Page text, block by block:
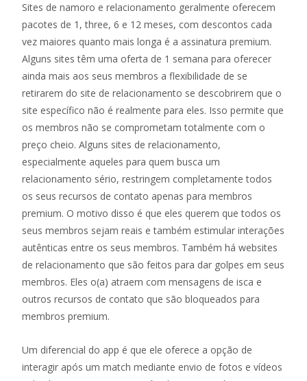
Sites de namoro e relacionamento geralmente oferecem
pacotes de 1, three, 6 e 12 meses, com descontos cada
vez maiores quanto mais longa é a assinatura premium.
Alguns sites têm uma oferta de 1 semana para oferecer
ainda mais aos seus membros a flexibilidade de se
retirarem do site de relacionamento se descobrirem que o
site específico não é realmente para eles. Isso permite que
os membros não se comprometam totalmente com o
preço cheio. Alguns sites de relacionamento,
especialmente aqueles para quem busca um
relacionamento sério, restringem completamente todos
os seus recursos de contato apenas para membros
premium. O motivo disso é que eles querem que todos os
seus membros sejam reais e também estimular interações
autênticas entre os seus membros. Também há websites
de relacionamento que são feitos para dar golpes em seus
membros. Eles o(a) atraem com mensagens de isca e
outros recursos de contato que são bloqueados para
membros premium.
Um diferencial do app é que ele oferece a opção de
interagir após um match mediante envio de fotos e vídeos